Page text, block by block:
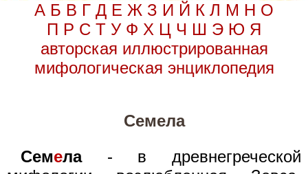
А Б В Г Д Е Ж З И Й К Л М Н О
П Р С Т У Ф Х Ц Ч Ш Э Ю Я
авторская иллюстрированная
мифологическая энциклопедия
Семела
Семела- в древнегреческой